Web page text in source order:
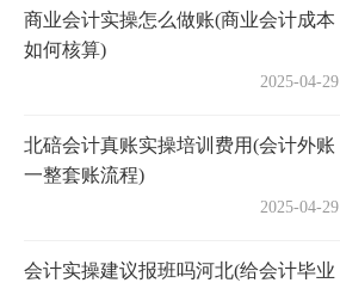
商业会计实操怎么做账(商业会计成本
如何核算)
2025-04-29
北碚会计真账实操培训费用(会计外账
一整套账流程)
2025-04-29
会计实操建议报班吗河北(给会计毕业